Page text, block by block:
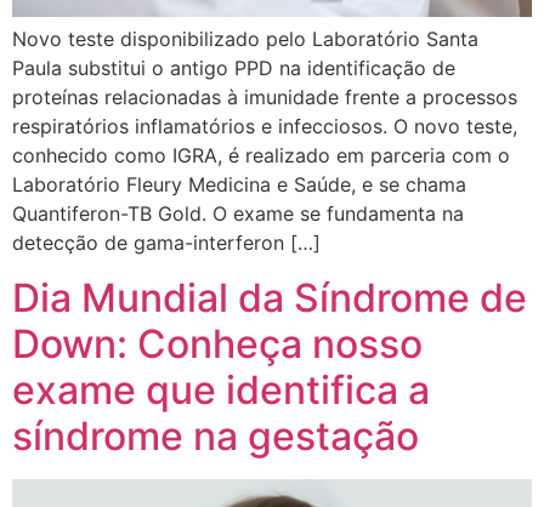
Novo teste disponibilizado pelo Laboratório Santa
Paula substitui o antigo PPD na identificação de
proteínas relacionadas à imunidade frente a processos
respiratórios inflamatórios e infecciosos. O novo teste,
conhecido como IGRA, é realizado em parceria com o
Laboratório Fleury Medicina e Saúde, e se chama
Quantiferon-TB Gold. O exame se fundamenta na
detecção de gama-interferon […]
Dia Mundial da Síndrome de
Down: Conheça nosso
exame que identifica a
síndrome na gestação